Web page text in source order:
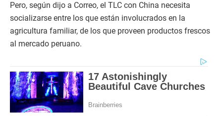
Pero, según dijo a Correo, el TLC con China necesita
socializarse entre los que están involucrados en la
agricultura familiar, de los que proveen productos frescos
al mercado peruano.